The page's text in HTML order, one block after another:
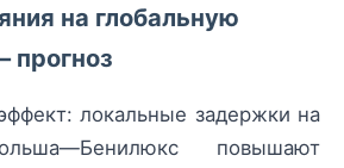
на глобальную
прогноз
локальные задержки на
повышают